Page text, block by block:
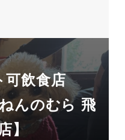
飲食店
んのむら 飛
】